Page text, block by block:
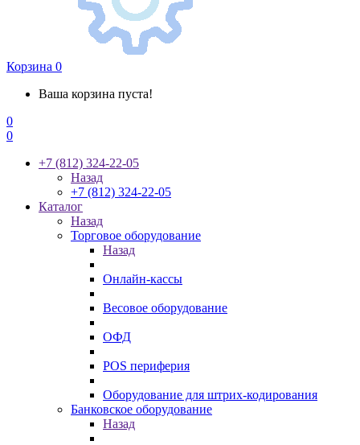
Корзина 0
Ваша корзина пуста!
0
0
+7 (812) 324-22-05
Назад
+7 (812) 324-22-05
Каталог
Назад
Торговое оборудование
Назад
Онлайн-кассы
Весовое оборудование
ОФД
POS периферия
Оборудование для штрих-кодирования
Банковское оборудование
Назад